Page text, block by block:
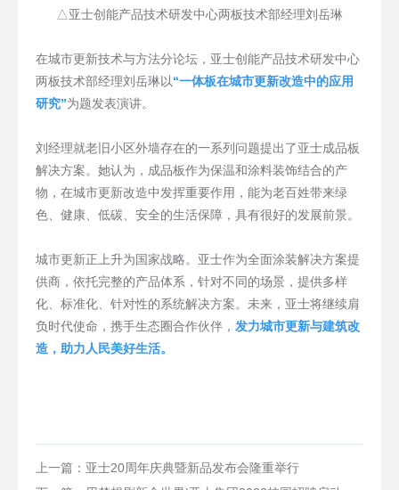
△亚士创能产品技术研发中心两板技术部经理刘岳琳
在城市更新技术与方法分论坛，亚士创能产品技术研发中心
两板技术部经理刘岳琳以“一体板在城市更新改造中的应用
研究”为题发表演讲。
刘经理就老旧小区外墙存在的一系列问题提出了亚士成品板
解决方案。她认为，成品板作为保温和涂料装饰结合的产
物，在城市更新改造中发挥重要作用，能为老百姓带来绿
色、健康、低碳、安全的生活保障，具有很好的发展前景。
城市更新正上升为国家战略。亚士作为全面涂装解决方案提
供商，依托完整的产品体系，针对不同的场景，提供多样
化、标准化、针对性的系统解决方案。未来，亚士将继续肩
负时代使命，携手生态圈合作伙伴， 发力城市更新与建筑改
造，助力人民美好生活。
上一篇：亚士20周年庆典暨新品发布会隆重举行